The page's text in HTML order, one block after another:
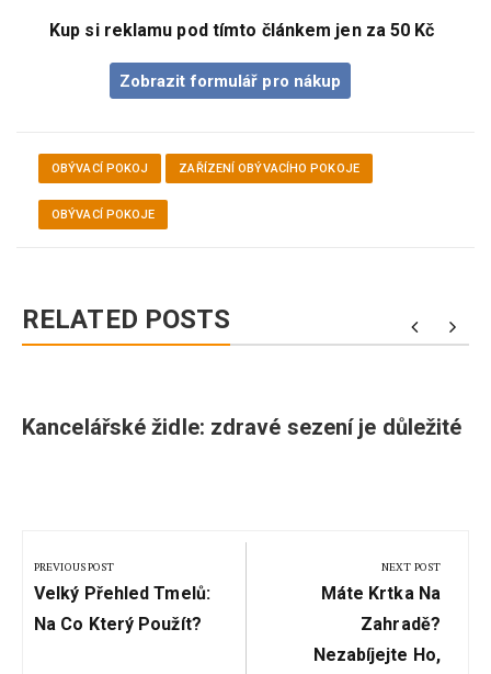
Kup si reklamu pod tímto článkem jen za 50 Kč
Zobrazit formulář pro nákup
OBÝVACÍ POKOJ ZAŘÍZENÍ OBÝVACÍHO POKOJE
OBÝVACÍ POKOJE
RELATED POSTS
Kancelářské židle: zdravé sezení je důležité
pro
příspěvek
PREVIOUS POST
Previous
Post:
Velký Přehled Tmelů:
Na Co Který Použít?
NEXT POST
Next
Post:
Máte Krtka Na
Zahradě?
Nezabíjejte Ho,